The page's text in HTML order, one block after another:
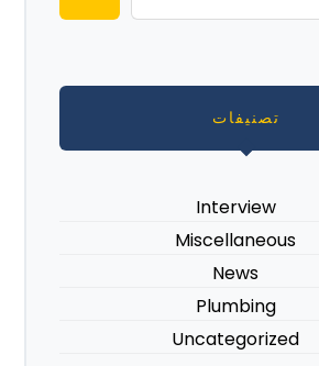
تصنيفات
Interview
Miscellaneous
News
Plumbing
Uncategorized